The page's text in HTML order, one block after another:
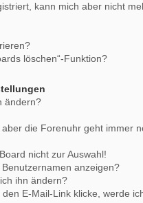
kann mich aber nicht
löschen“-Funktion?
ändern?
die Forenuhr geht immer
nicht zur Auswahl!
anzeigen?
ihn ändern?
E-Mail-Link klicke, werde